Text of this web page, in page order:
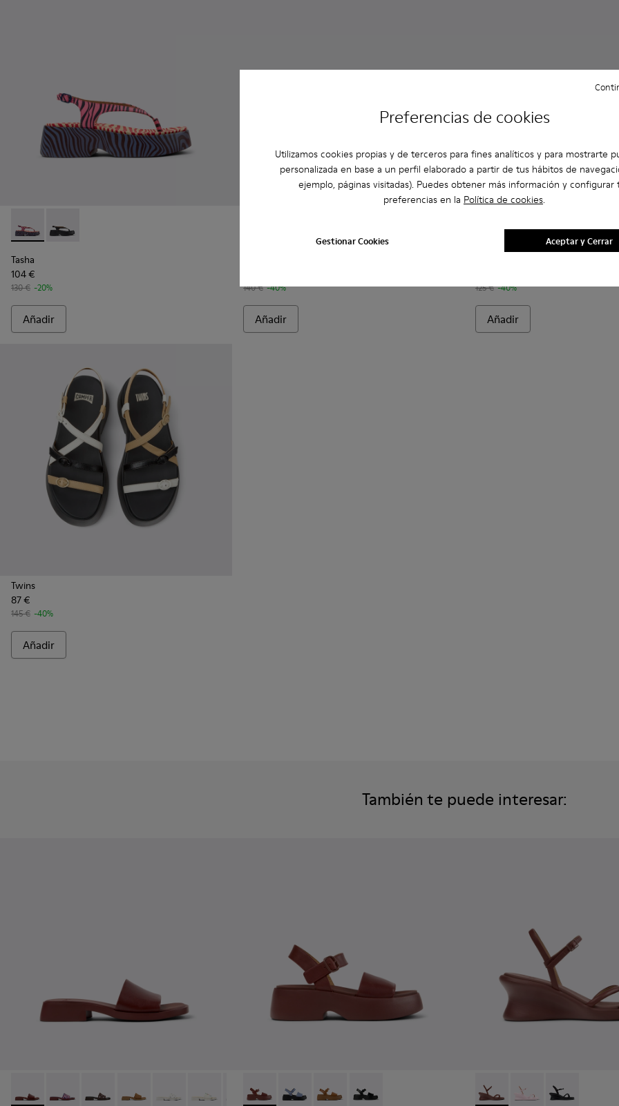
Preferencias de cookies
Utilizamos cookies propias y de terceros para fines analíticos y para mostrarte
personalizada en base a un perfil elaborado a partir de tus hábitos de
ejemplo, páginas visitadas). Puedes obtener más información y configurar
preferencias en la Política de cookies.
Gestionar Cookies Aceptar y Cerrar
Tasha - K201859-003 - Sandalias de piel rosa para mujer.
Tasha - K201859-001 - Sandalias de piel negras para mujer.
Tasha
104 €
130 € -20%
Añadir
Tasha - K201712-003 - Sandalias de nobuk marrón para mujer.
Tasha - K201712-005 - Sandalias de piel amarillas para mujer.
Tasha - K201712-004 - Sandalias de piel verdes para
Tasha - K201712-001 - Sandalias de piel negras
140 € -40%
Añadir
Tasha - K201659-015 - Blue
Tasha - K201659-012
Tasha -Tasha
125 € -40%
Añadir
Twins
87 €
145 € -40%
Añadir
También te puede interesar:
Dana - K201740-014 - Sandalias de piel burdeos para mujer.
Dana - K201740-015 - Sandalias de piel azul para mujer.
Dana - K201740-013
Dana - K201740-011
Dana - K201740-008 - Sandalias de piel blanca para mujer.
Dana - K201740-004
Dana - K201740-001
Tasha - K201659-012 - Sandalias de piel burdeos para mujer.
Tasha - K201659-015
Tasha - K201659-011
Tasha - K201659-006 Louise Sandal - K201916-
Louise Sandal -
Louise Sandal